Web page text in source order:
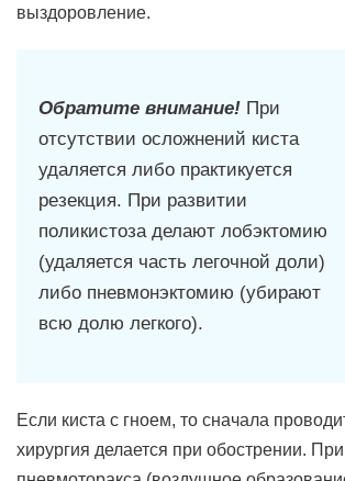
выздоровление.
Обратите внимание! При
отсутствии осложнений киста
удаляется либо практикуется
резекция. При развитии
поликистоза делают лобэктомию
(удаляется часть легочной доли)
либо пневмонэктомию (убирают
всю долю легкого).
Если киста с гноем, то сначала
хирургия делается при обострении.